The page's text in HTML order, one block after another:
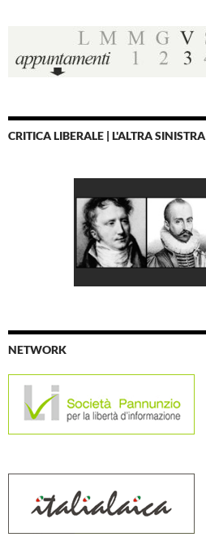
CRITICA LIBERALE | L'ALTRA SINISTRA
NETWORK